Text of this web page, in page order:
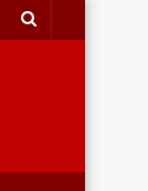
Search